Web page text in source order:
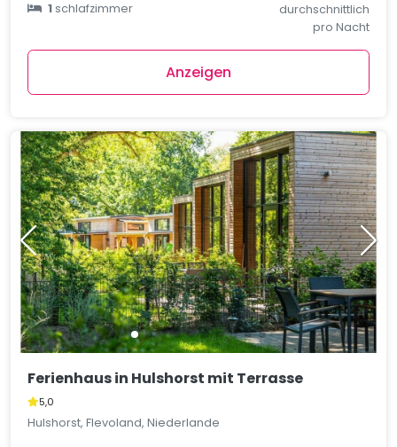
1schlafzimmer
durchschnittlich
pro Nacht
Anzeigen
Ferienhaus in Hulshorst mit Terrasse
5,0
Hulshorst, Flevoland, Niederlande